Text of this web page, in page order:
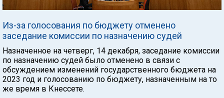
Из-за голосования по бюджету отменено
заседание комиссии по назначению судей
Назначенное на четверг, 14 декабря, заседание комиссии
по назначению судей было отменено в связи с
обсуждением изменений государственного бюджета на
2023 год и голосованию по бюджету, назначенным на то
же время в Кнессете.